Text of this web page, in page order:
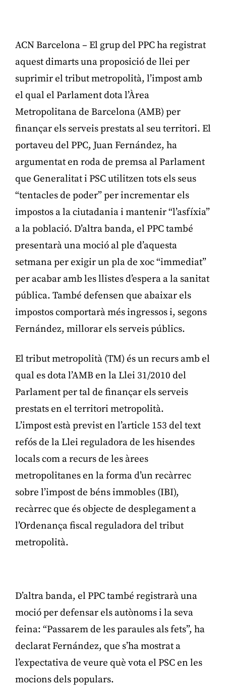
ACN Barcelona – El grup del PPC ha registrat
aquest dimarts una proposició de llei per
suprimir el tribut metropolità, l’impost amb
el qual el Parlament dota l’Àrea
Metropolitana de Barcelona (AMB) per
finançar els serveis prestats al seu territori. El
portaveu del PPC, Juan Fernández, ha
argumentat en roda de premsa al Parlament
que Generalitat i PSC utilitzen tots els seus
“tentacles de poder” per incrementar els
impostos a la ciutadania i mantenir “l’asfíxia”
a la població. D’altra banda, el PPC també
presentarà una moció al ple d’aquesta
setmana per exigir un pla de xoc “immediat”
per acabar amb les llistes d’espera a la sanitat
pública. També defensen que abaixar els
impostos comportarà més ingressos i, segons
Fernández, millorar els serveis públics.
El tribut metropolità (TM) és un recurs amb el
qual es dota l’AMB en la Llei 31/2010 del
Parlament per tal de finançar els serveis
prestats en el territori metropolità.
L’impost està previst en l’article 153 del text
refós de la Llei reguladora de les hisendes
locals com a recurs de les àrees
metropolitanes en la forma d’un recàrrec
sobre l’impost de béns immobles (IBI),
recàrrec que és objecte de desplegament a
l’Ordenança fiscal reguladora del tribut
metropolità.
D’altra banda, el PPC també registrarà una
moció per defensar els autònoms i la seva
feina: “Passarem de les paraules als fets”, ha
declarat Fernández, que s’ha mostrat a
l’expectativa de veure què vota el PSC en les
mocions dels populars.